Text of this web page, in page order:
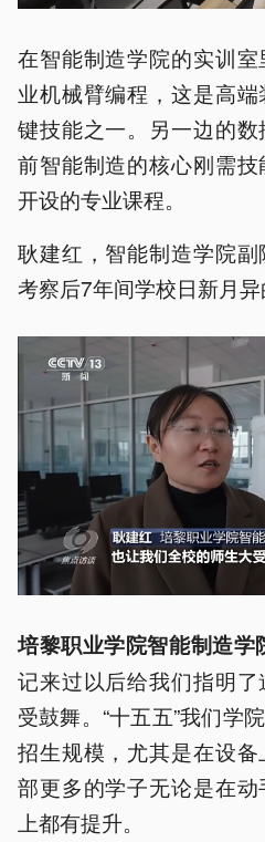
在智能制造学院的实训
业机械臂编程，这是高
键技能之一。另一边的
前智能制造的核心刚需
开设的专业课程。
耿建红，智能制造学院
考察后7年间学校日新月异
培黎职业学院智能制造学
记来过以后给我们指明
受鼓舞。“十五五”我们学
招生规模，尤其是在设
部更多的学子无论是在
上都有提升。